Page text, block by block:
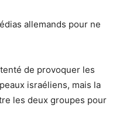
allemands pour ne
de provoquer les
israéliens, mais la
les deux groupes pour